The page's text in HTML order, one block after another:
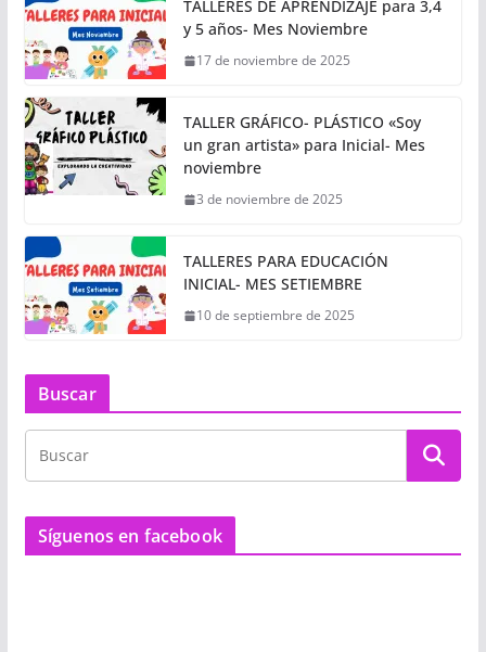
TALLERES DE APRENDIZAJE para 3,4
y 5 años- Mes Noviembre
17 de noviembre de 2025
TALLER GRÁFICO- PLÁSTICO «Soy
un gran artista» para Inicial- Mes
noviembre
3 de noviembre de 2025
TALLERES PARA EDUCACIÓN
INICIAL- MES SETIEMBRE
10 de septiembre de 2025
Buscar
Síguenos en facebook